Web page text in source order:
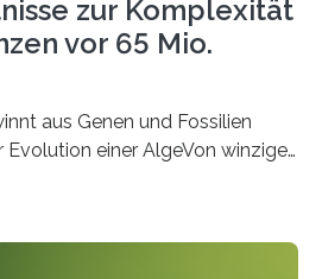
zur Komplexität
vor 65 Mio.
aus Genen und Fossilien
Evolution einer AlgeVon winzigen
den komplexesten